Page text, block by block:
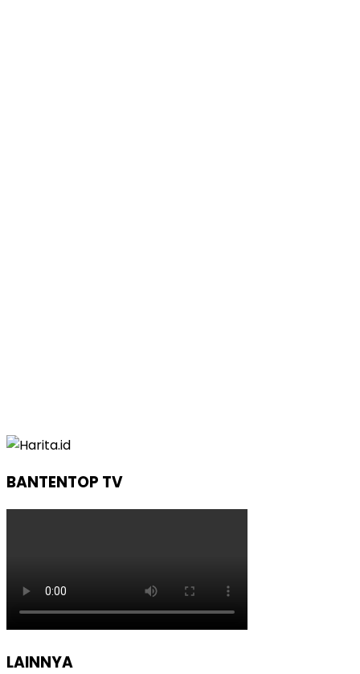
BANTENTOP TV
LAINNYA